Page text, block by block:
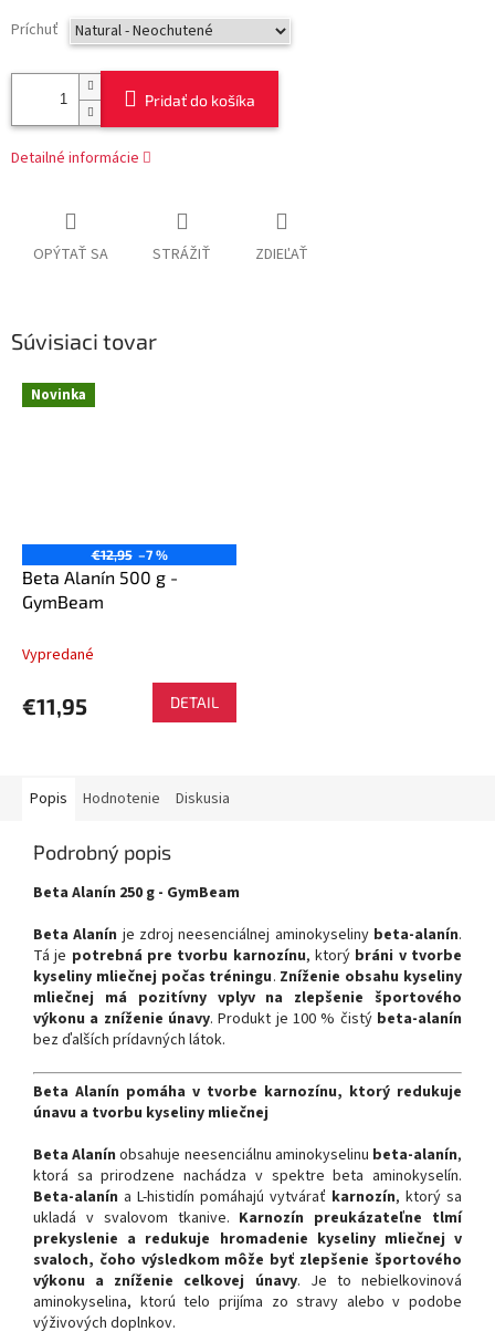
Príchuť
Pridať do košíka
Detailné informácie
OPÝTAŤ SA STRÁŽIŤ ZDIEĽAŤ
Súvisiaci tovar
Novinka
€12,95 –7 %
Beta Alanín 500 g -
GymBeam
Vypredané
€11,95 DETAIL
Popis Hodnotenie Diskusia
Podrobný popis
Beta Alanín 250 g - GymBeam
Beta Alanín je zdroj neesenciálnej aminokyseliny beta-alanín.
Tá je potrebná pre tvorbu karnozínu, ktorý bráni v tvorbe
kyseliny mliečnej počas tréningu. Zníženie obsahu kyseliny
mliečnej má pozitívny vplyv na zlepšenie športového
výkonu a zníženie únavy. Produkt je 100 % čistý beta-alanín
bez ďalších prídavných látok.
Beta Alanín pomáha v tvorbe karnozínu, ktorý redukuje
únavu a tvorbu kyseliny mliečnej
Beta Alanín obsahuje neesenciálnu aminokyselinu beta-alanín,
ktorá sa prirodzene nachádza v spektre beta aminokyselín.
Beta-alanín a L-histidín pomáhajú vytvárať karnozín, ktorý sa
ukladá v svalovom tkanive. Karnozín preukázateľne tlmí
prekyslenie a redukuje hromadenie kyseliny mliečnej v
svaloch, čoho výsledkom môže byť zlepšenie športového
výkonu a zníženie celkovej únavy. Je to nebielkovinová
aminokyselina, ktorú telo prijíma zo stravy alebo v podobe
výživových doplnkov.